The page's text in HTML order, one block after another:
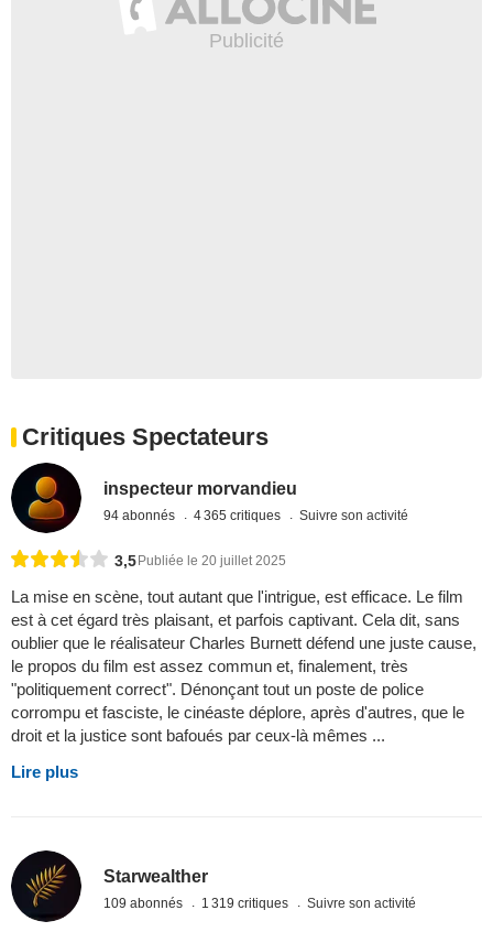
Critiques Spectateurs
inspecteur morvandieu
94 abonnés 4 365 critiques Suivre son activité
3,5 Publiée le 20 juillet 2025
La mise en scène, tout autant que l'intrigue, est efficace. Le film
est à cet égard très plaisant, et parfois captivant. Cela dit, sans
oublier que le réalisateur Charles Burnett défend une juste cause,
le propos du film est assez commun et, finalement, très
"politiquement correct". Dénonçant tout un poste de police
corrompu et fasciste, le cinéaste déplore, après d'autres, que le
droit et la justice sont bafoués par ceux-là mêmes ...
Lire plus
Starwealther
109 abonnés 1 319 critiques Suivre son activité